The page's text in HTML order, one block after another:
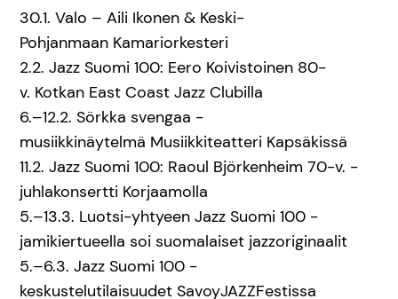
30.1. Valo – Aili Ikonen & Keski-
Pohjanmaan Kamariorkesteri
2.2. Jazz Suomi 100: Eero Koivistoinen 80-
v. Kotkan East Coast Jazz Clubilla
6.–12.2. Sörkka svengaa -
musiikkinäytelmä Musiikkiteatteri Kapsäkissä
11.2. Jazz Suomi 100: Raoul Björkenheim 70-v. -
juhlakonsertti Korjaamolla
5.–13.3. Luotsi-yhtyeen Jazz Suomi 100 -
jamikiertueella soi suomalaiset jazzoriginaalit
5.–6.3. Jazz Suomi 100 -
keskustelutilaisuudet SavoyJAZZFestissa